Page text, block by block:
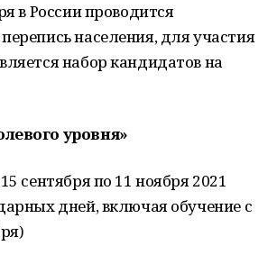
в России проводится
населения, для участия
набор кандидатов на
уровня»
сентября по 11 ноября 2021
дней, включая обучение с